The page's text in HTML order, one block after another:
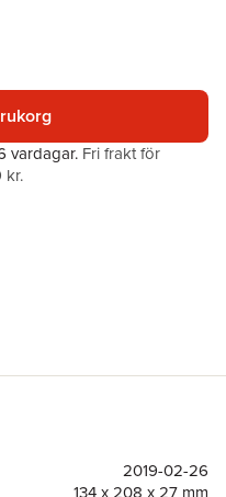
vardagar. Fri frakt för
kr.
2019-02-26